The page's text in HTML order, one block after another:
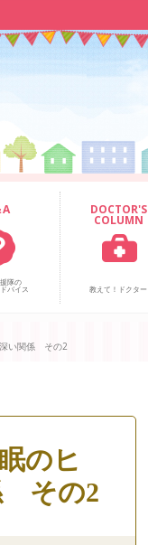
A
隊の
バイス
DOCTOR'S
COLUMN
教えて！ドクター
深い関係 その2
のヒ
その2